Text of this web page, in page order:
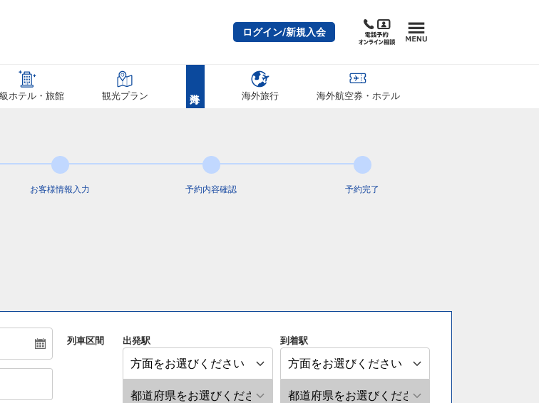
ログイン/新規入会
ホテル・旅館 観光プラン 海外旅行 海外航空券・ホテル
お客様情報 入力 予約内容確認 予約完了
列車区間 出発駅 到着駅